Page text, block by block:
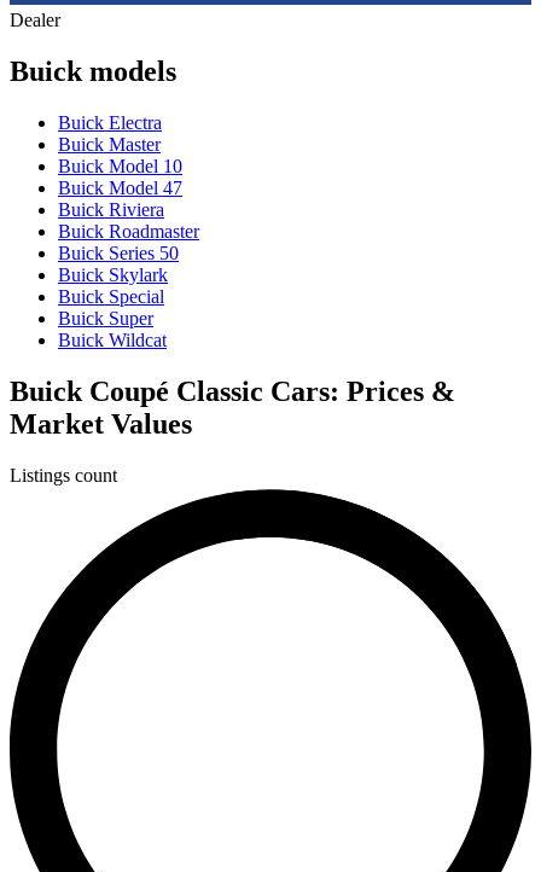
Dealer
Buick models
Buick Electra
Buick Master
Buick Model 10
Buick Model 47
Buick Riviera
Buick Roadmaster
Buick Series 50
Buick Skylark
Buick Special
Buick Super
Buick Wildcat
Buick Coupé Classic Cars: Prices &
Market Values
Listings count